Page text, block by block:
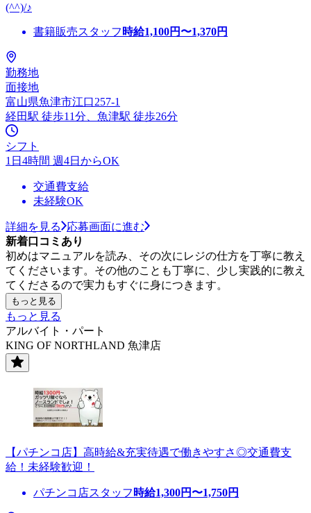
(^^)/♪
書籍販売スタッフ 時給1,100円〜1,370円
勤務地
面接地
富山県魚津市江口257-1
経田駅 徒歩11分、魚津駅 徒歩26分
シフト
1日4時間 週4日からOK
交通費支給
未経験OK
詳細を見る
応募画面に進む
新着口コミあり
初めはマニュアルを読み、その次にレジの仕方を丁寧に教え
てくださいます。その他のことも丁寧に、少し実践的に教え
てくださるので実力もすぐに身につきます。
もっと見る
もっと見る
アルバイト・パート
KING OF NORTHLAND 魚津店
【パチンコ店】高時給&充実待遇で働きやすさ◎交通費支
給！未経験歓迎！
パチンコ店スタッフ 時給1,300円〜1,750円